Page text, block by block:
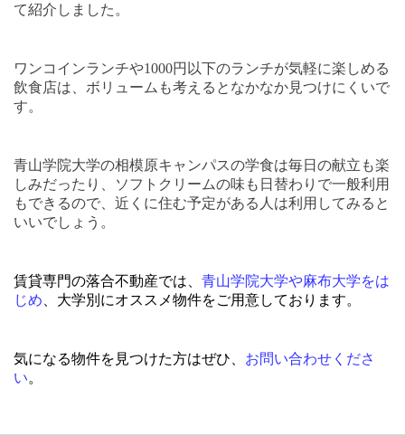
て紹介しました。
ワンコインランチや1000円以下のランチが気軽に楽しめる
飲食店は、ボリュームも考えるとなかなか見つけにくいで
す。
青山学院大学の相模原キャンパスの学食は毎日の献立も楽
しみだったり、ソフトクリームの味も日替わりで一般利用
もできるので、近くに住む予定がある人は利用してみると
いいでしょう。
賃貸専門の落合不動産では、 青山学院大学や麻布大学をは
じめ 、大学別にオススメ物件をご用意しております。
気になる物件を見つけた方はぜひ、 お問い合わせくださ
い。